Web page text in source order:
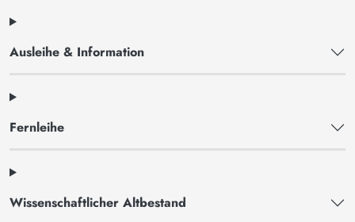
Ausleihe & Information
Fernleihe
Wissenschaftlicher Altbestand